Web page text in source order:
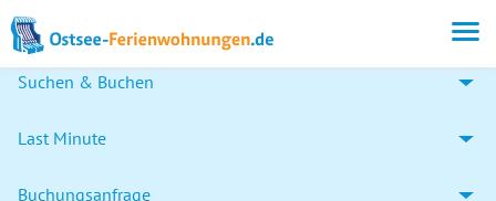
Suchen & Buchen
Last Minute
Buchungsanfrage